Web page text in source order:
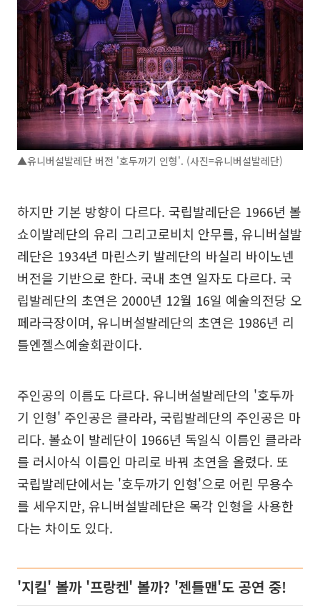
▲유니버설발레단 버전 '호두까기 인형'. (사진=유니버설발레단)
하지만 기본 방향이 다르다. 국립발레단은 1966년 볼
쇼이발레단의 유리 그리고로비치 안무를, 유니버설발
레단은 1934년 마린스키 발레단의 바실리 바이노넨
버전을 기반으로 한다. 국내 초연 일자도 다르다. 국
립발레단의 초연은 2000년 12월 16일 예술의전당 오
페라극장이며, 유니버설발레단의 초연은 1986년 리
틀엔젤스예술회관이다.
주인공의 이름도 다르다. 유니버설발레단의 '호두까
기 인형' 주인공은 클라라, 국립발레단의 주인공은 마
리다. 볼쇼이 발레단이 1966년 독일식 이름인 클라라
를 러시아식 이름인 마리로 바꿔 초연을 올렸다. 또
국립발레단에서는 '호두까기 인형'으로 어린 무용수
를 세우지만, 유니버설발레단은 목각 인형을 사용한
다는 차이도 있다.
'지킬' 볼까 '프랑켄' 볼까? '젠틀맨'도 공연 중!